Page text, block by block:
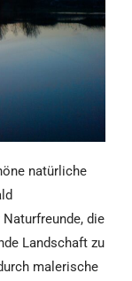
natürliche
die
Landschaft zu
malerische